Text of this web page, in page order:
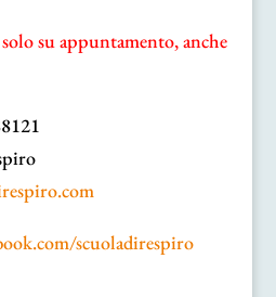
su appuntamento, anche
scuoladirespiro